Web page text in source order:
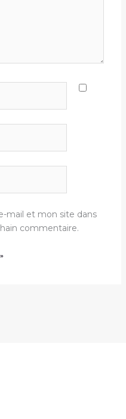
mail et mon site dans
commentaire.